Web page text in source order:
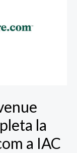
la
a IAC